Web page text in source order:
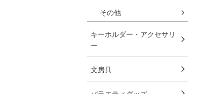
その他
キーホルダー・アクセサリ
ー
文房具